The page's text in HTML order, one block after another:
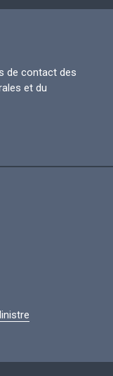
de contact des
et du